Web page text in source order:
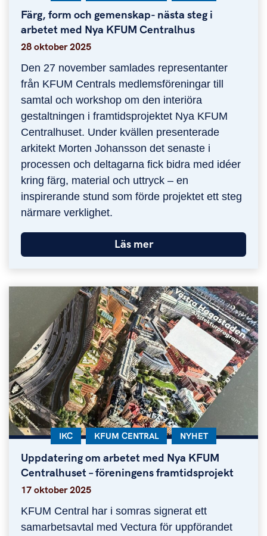
Färg, form och gemenskap- nästa steg i
arbetet med Nya KFUM Centralhus
Färg, form och gemenskap- nästa steg i arbetet
28 oktober 2025
Den 27 november samlades representanter
från KFUM Centrals medlemsföreningar till
samtal och workshop om den interiöra
gestaltningen i framtidsprojektet Nya KFUM
Centralhuset. Under kvällen presenterade
arkitekt Morten Johansson det senaste i
processen och deltagarna fick bidra med idéer
kring färg, material och uttryck – en
inspirerande stund som förde projektet ett steg
närmare verklighet.
Läs mer
Uppdatering om arbetet med Nya KFUM
Centralhuset – föreningens framtidsprojekt
Uppdatering om arbetet med Nya KFUM
KATEGORI:
IKC KATEGORI:
KFUM CENTRAL KATEGORI:
NYHET
17 oktober 2025
KFUM Central har i somras signerat ett
samarbetsavtal med Vectura för uppförandet